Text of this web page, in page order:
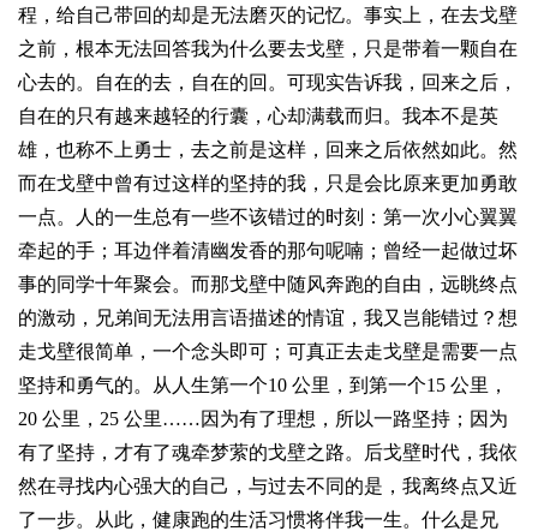
程，给自己带回的却是无法磨灭的记忆。事实上，在去戈壁
之前，根本无法回答我为什么要去戈壁，只是带着一颗自在
心去的。自在的去，自在的回。可现实告诉我，回来之后，
自在的只有越来越轻的行囊，心却满载而归。我本不是英
雄，也称不上勇士，去之前是这样，回来之后依然如此。然
而在戈壁中曾有过这样的坚持的我，只是会比原来更加勇敢
一点。人的一生总有一些不该错过的时刻：第一次小心翼翼
牵起的手；耳边伴着清幽发香的那句呢喃；曾经一起做过坏
事的同学十年聚会。而那戈壁中随风奔跑的自由，远眺终点
的激动，兄弟间无法用言语描述的情谊，我又岂能错过？想
走戈壁很简单，一个念头即可；可真正去走戈壁是需要一点
坚持和勇气的。从人生第一个10 公里，到第一个15 公里，
20 公里，25 公里……因为有了理想，所以一路坚持；因为
有了坚持，才有了魂牵梦萦的戈壁之路。后戈壁时代，我依
然在寻找内心强大的自己，与过去不同的是，我离终点又近
了一步。从此，健康跑的生活习惯将伴我一生。什么是兄